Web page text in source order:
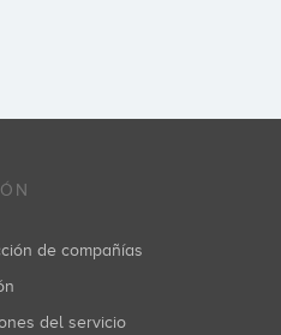
de compañías
del servicio